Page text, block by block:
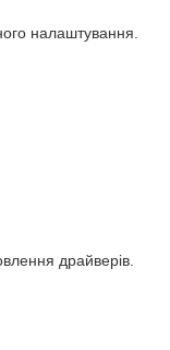
налаштування.
драйверів.